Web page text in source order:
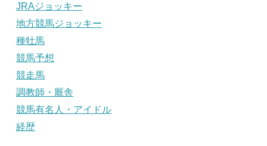
JRAジョッキー
地方競馬ジョッキー
種牡馬
競馬予想
競走馬
調教師・厩舎
競馬有名人・アイドル
経歴